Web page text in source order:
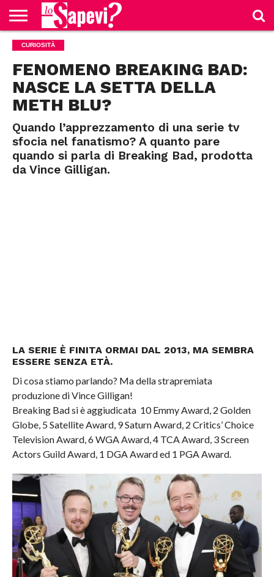
CURIOSITÀ
BENESSERE
GOSSIP
PRODOTTI
NEWS
CASA E
CURIOSITÀ
FENOMENO BREAKING BAD:
NASCE LA SETTA DELLA
METH BLU?
Quando l’apprezzamento di una serie tv
sfocia nel fanatismo? A quanto pare
quando si parla di Breaking Bad, prodotta
da Vince Gilligan.
LA SERIE È FINITA ORMAI DAL 2013, MA SEMBRA
ESSERE SENZA ETÀ.
Di cosa stiamo parlando? Ma della strapremiata
produzione di Vince Gilligan!
Breaking Bad si è aggiudicata 10 Emmy Award, 2 Golden
Globe, 5 Satellite Award, 9 Saturn Award, 2 Critics’ Choice
Television Award, 6 WGA Award, 4 TCA Award, 3 Screen
Actors Guild Award, 1 DGA Award ed 1 PGA Award.